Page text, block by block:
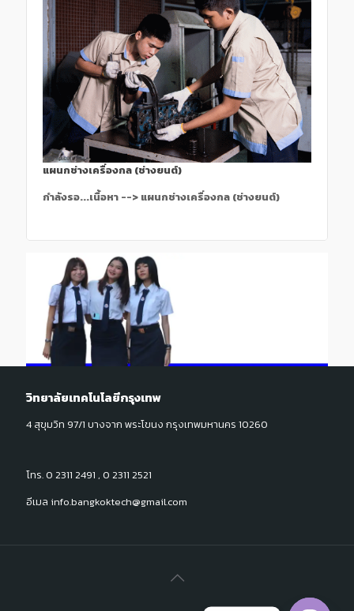
แผนกช่างเครื่องกล (ช่างยนต์)
กำลังรอ...เนื้อหา --> แผนกช่างเครื่องกล (ช่างยนต์)
วิทยาลัยเทคโนโลยีกรุงเทพ
4 สุขุมวิท 97/1 บางจาก พระโขนง กรุงเทพมหานคร 10260
โทร. 0 2311 2491 , 0 2311 2521
อีเมล info.bangkoktech@gmail.com